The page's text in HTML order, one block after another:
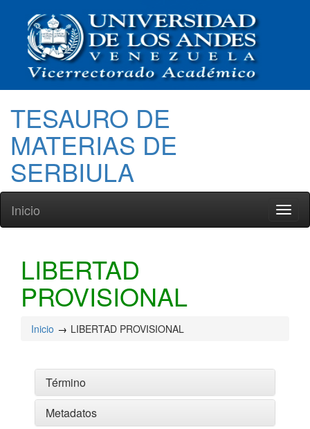
TESAURO DE
MATERIAS DE
SERBIULA
Inicio
LIBERTAD
PROVISIONAL
Inicio LIBERTAD PROVISIONAL
Término
Metadatos